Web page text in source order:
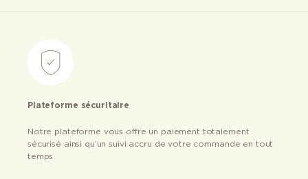
Plateforme sécuritaire
Notre plateforme vous offre un paiement totalement
sécurisé ainsi qu’un suivi accru de votre commande en tout
temps